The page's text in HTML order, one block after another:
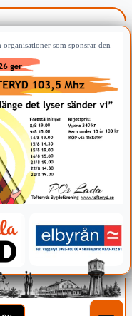
som sponsrar den